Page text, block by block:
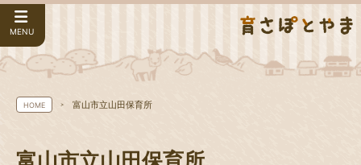
MENU
HOME 富山市立山田保育所